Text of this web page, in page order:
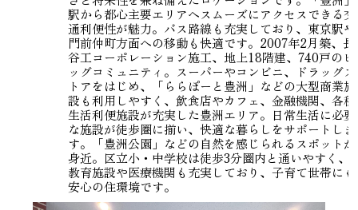
駅から都心主要エリアへスムーズにアクセスできる交
通利便性が魅力。バス路線も充実しており、東京駅や
門前仲町方面への移動も快適です。2007年2月築、長
谷工コーポレーション施工、地上18階建、740戸のビ
ッグコミュニティ。スーパーやコンビニ、ドラッグス
トアをはじめ、「ららぽーと豊洲」などの大型商業施
設も利用しやすく、飲食店やカフェ、金融機関、各種
生活利便施設が充実した豊洲エリア。日常生活に必要
な施設が徒歩圏に揃い、快適な暮らしをサポートしま
す。「豊洲公園」などの自然を感じられるスポットが
身近。区立小・中学校は徒歩3分圏内と通いやすく、
教育施設や医療機関も充実しており、子育て世帯にも
安心の住環境です。